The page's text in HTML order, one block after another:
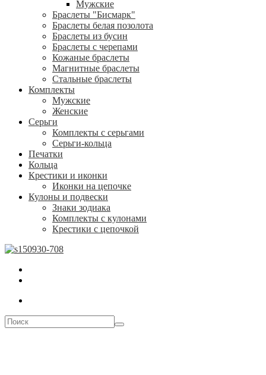
Мужские
Браслеты "Бисмарк"
Браслеты белая позолота
Браслеты из бусин
Браслеты с черепами
Кожаные браслеты
Магнитные браслеты
Стальные браслеты
Комплекты
Мужские
Женские
Серьги
Комплекты с серьгами
Серьги-кольца
Печатки
Кольца
Крестики и иконки
Иконки на цепочке
Кулоны и подвески
Знаки зодиака
Комплекты с кулонами
Крестики с цепочкой